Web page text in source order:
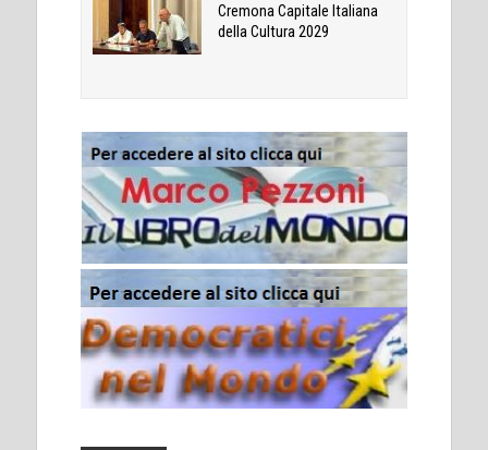
Cremona Capitale Italiana
della Cultura 2029